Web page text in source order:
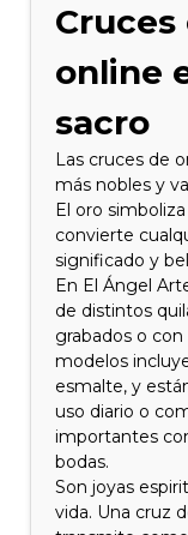
Cruces
online
sacro
Las cruces de
más nobles y
El oro
convierte
significado y
En El Ángel
de distintos
grabados o
modelos
esmalte, y
uso diario o
importantes
bodas.
Son joyas
vida. Una cruz